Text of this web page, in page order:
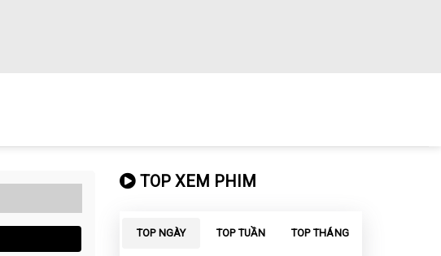
TOP XEM PHIM
TOP NGÀY TOP TUẦN TOP THÁNG